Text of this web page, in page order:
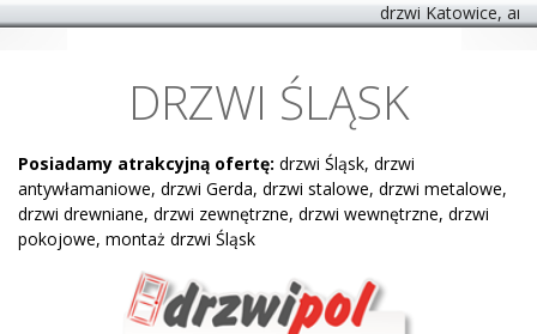
drzwi Katowice,
DRZWI ŚLĄSK
Posiadamy atrakcyjną ofertę: drzwi Śląsk, drzwi
antywłamaniowe, drzwi Gerda, drzwi stalowe, drzwi metalowe,
drzwi drewniane, drzwi zewnętrzne, drzwi wewnętrzne, drzwi
pokojowe, montaż drzwi Śląsk